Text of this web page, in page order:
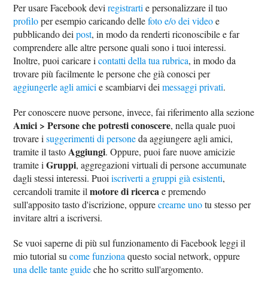
Per usare Facebook deviregistrarti e personalizzare il tuo
profiloper esempio caricando dellefoto e/o dei videoe
pubblicando deipost, in modo da renderti riconoscibile e far
comprendere alle altre persone quali sono i tuoi interessi.
Inoltre, puoi caricare icontatti della tua rubrica, in modo da
trovare più facilmente le persone che già conosci per
aggiungerle agli amici e scambiarvi deimessaggi privati.
Per conoscere nuove persone, invece, fai riferimento alla sezione
Amici > Persone che potresti conoscere, nella quale puoi
trovare isuggerimenti di personeda aggiungere agli amici,
tramite il tasto Aggiungi. Oppure, puoi fare nuove amicizie
tramite iGruppi, aggregazioni virtuali di persone accumunate
dagli stessi interessi. Puoiiscriverti a gruppi già esistenti,
cercandoli tramite ilmotore di ricercae premendo
sull'apposito tasto d'iscrizione, oppurecrearne unotu stesso per
invitare altri a iscriversi.
Se vuoi saperne di più sul funzionamento di Facebook leggi il
mio tutorial sucome funziona questo social network, oppure
una delle tante guideche ho scritto sull'argomento.